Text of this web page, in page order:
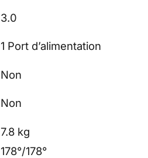
3.0
1 Port d’alimentation
Non
Non
7.8 kg
178°/178°